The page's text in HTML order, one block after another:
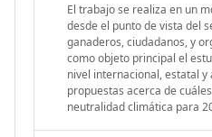
El trabajo se realiza en un
desde el punto de vista del
ganaderos, ciudadanos, y
como objeto principal el
nivel internacional, estatal
propuestas acerca de
neutralidad climática para